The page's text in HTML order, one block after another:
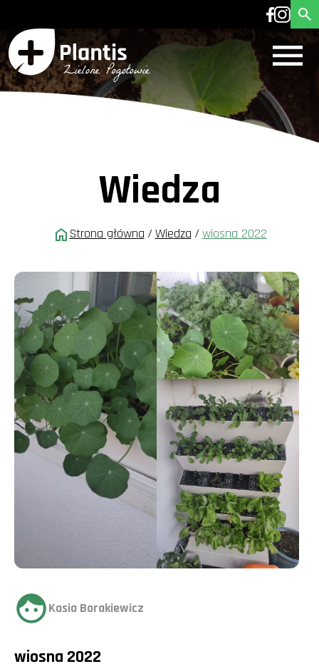
Wiedza
Strona główna / Wiedza / wiosna 2022
Kasia Borakiewicz
wiosna 2022